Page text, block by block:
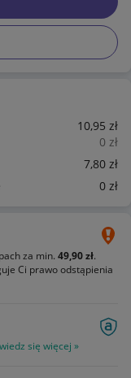
10,95 zł
0 zł
7,80 zł
0 zł
za min. 49,90 zł.
Ci prawo odstąpienia
się więcej »